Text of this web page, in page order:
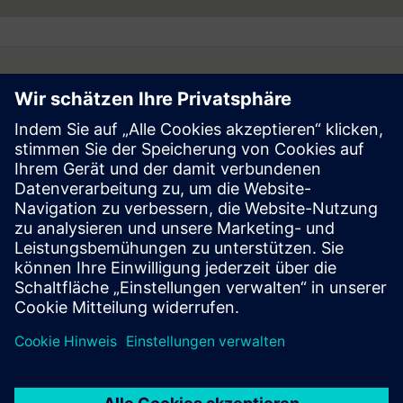
Follow
Press | Company | Siemens
© Siemens 1996 – 2026
Corporate Information
Privacy Notice
Cookie Notice